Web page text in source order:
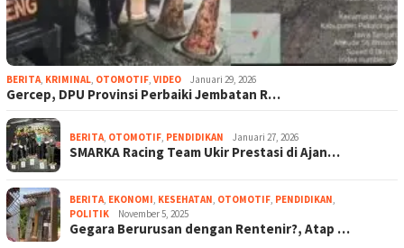
BERITA, KRIMINAL, OTOMOTIF, VIDEO Januari 29, 2026
Gercep, DPU Provinsi Perbaiki Jembatan R…
BERITA, OTOMOTIF, PENDIDIKAN Januari 27, 2026
SMARKA Racing Team Ukir Prestasi di Ajan…
BERITA, EKONOMI, KESEHATAN, OTOMOTIF, PENDIDIKAN,
POLITIK
November 5, 2025
Gegara Berurusan dengan Rentenir?, Atap …